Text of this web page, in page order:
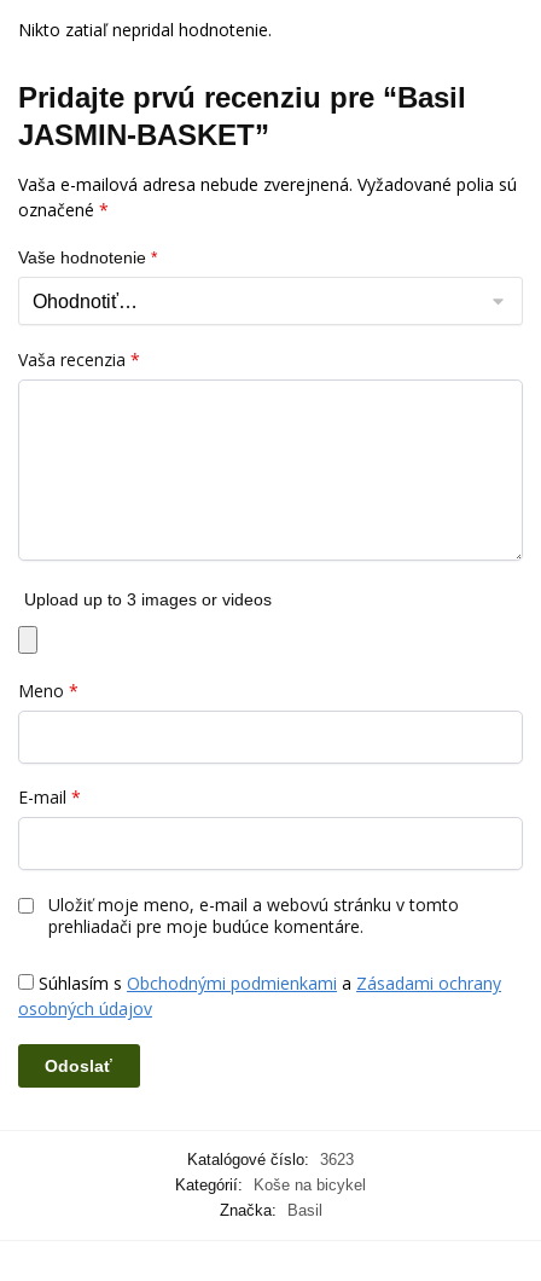
Nikto zatiaľ nepridal hodnotenie.
Pridajte prvú recenziu pre “Basil
JASMIN-BASKET”
Vaša e-mailová adresa nebude zverejnená. Vyžadované polia sú
označené *
Vaše hodnotenie *
Vaša recenzia *
Upload up to 3 images or videos
Meno *
E-mail *
Uložiť moje meno, e-mail a webovú stránku v tomto
prehliadači pre moje budúce komentáre.
Súhlasím s Obchodnými podmienkami a Zásadami ochrany
osobných údajov
Katalógové číslo:
3623
Kategórií:
Koše na bicykel
Značka:
Basil